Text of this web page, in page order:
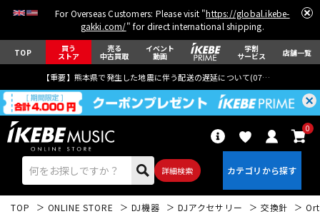
For Overseas Customers: Please visit "https://global.ikebe-
gakki.com/" for direct international shipping.
TOP 買う
ストア
売る
中古買取
イベント
動画
学割
サービス 店舗一覧
【重要】熊本県で発生した地震に伴う配送の遅延について(07月29日
詳細検索
0
TOP ONLINE STORE DJ機器 DJアクセサリー 交換針